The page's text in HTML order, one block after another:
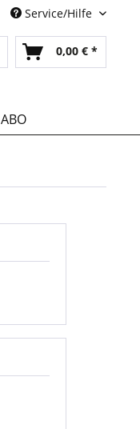
Service/Hilfe
0,00 € *
ABO